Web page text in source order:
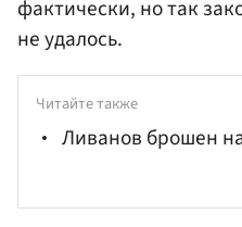
фактически, но так
не удалось.
Читайте также
Ливанов брошен